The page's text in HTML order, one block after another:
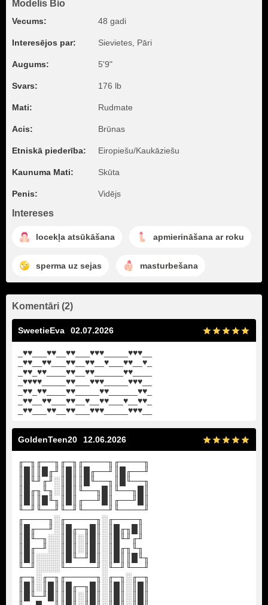
Modelis Bio
Vecums: 48 gadi
Interesējos par: Sievietes, Pāri
Augums: 5'9"
Svars: 176 lb
Mati: Rudmate
Acis: Brūnas
Etniskā piederība: Eiropiešu/Kaukāziešu
Kaunuma Mati: Skūta
Penis: Vidējs
Intereses
locekļa atsūkāšana apmierināšana ar roku
sperma uz sejas masturbešana
Komentāri (2)
SweetieEva 02.07.2026
_♥♥___♥♥__♥♥___♥♥♥_____♥♥♥__
_♥♥__♥♥___♥♥__♥♥__♥___♥♥__♥_
_♥♥_♥♥____♥♥__♥♥______♥♥____
_♥♥♥♥_____♥♥___♥♥♥_____♥♥♥__
_♥♥_♥♥____♥♥_____♥♥______♥♥_
_♥♥__♥♥___♥♥__♥__♥♥___♥__♥♥_
_♥♥___♥♥__♥♥___♥♥♥_____♥♥♥__
GoldenTeen20 12.06.2026
╓─╖╓──╖╓─╖╓────╖╓────╖
║█║║█╓╜║█║║█╓──╜║█╓──╜
║█╙╜╓╜░║█║║█╙──╖║█╙──╖
║█╓╖╙╖░║█║╙──╖█║╙──╖█║
║█║║█╙╖║█║╓──╜█║╓──╜█║
╙─╜╙──╜╙─╜╙────╜╙────╜
╓────╖░╓─────╖░╓────╖
║█╓──╜░║█╓─╖█║░║█╓╖█║
║█╙─╖░░║█║░║█║░║█╙╜╓╜
║█╓─╜░░║█║░║█║░║█╓╖╙╖
║█║░░░░║█╙─╜█║░║█║║█╙╖
╙─╜░░░░╙─────╜░╙─╜╙──╜
╓─╖░╓─╖╓─────╖░╓─╖░╓─╖
║█║░║█║║█╓─╖█║░║█║░║█║
║█╙─╜█║║█║░║█║░║█║░║█║